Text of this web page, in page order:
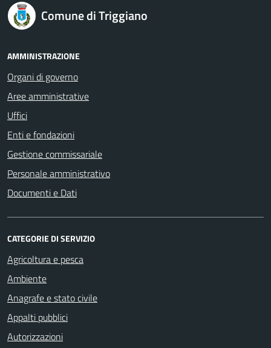
Comune di Triggiano
AMMINISTRAZIONE
Organi di governo
Aree amministrative
Uffici
Enti e fondazioni
Gestione commissariale
Personale amministrativo
Documenti e Dati
CATEGORIE DI SERVIZIO
Agricoltura e pesca
Ambiente
Anagrafe e stato civile
Appalti pubblici
Autorizzazioni